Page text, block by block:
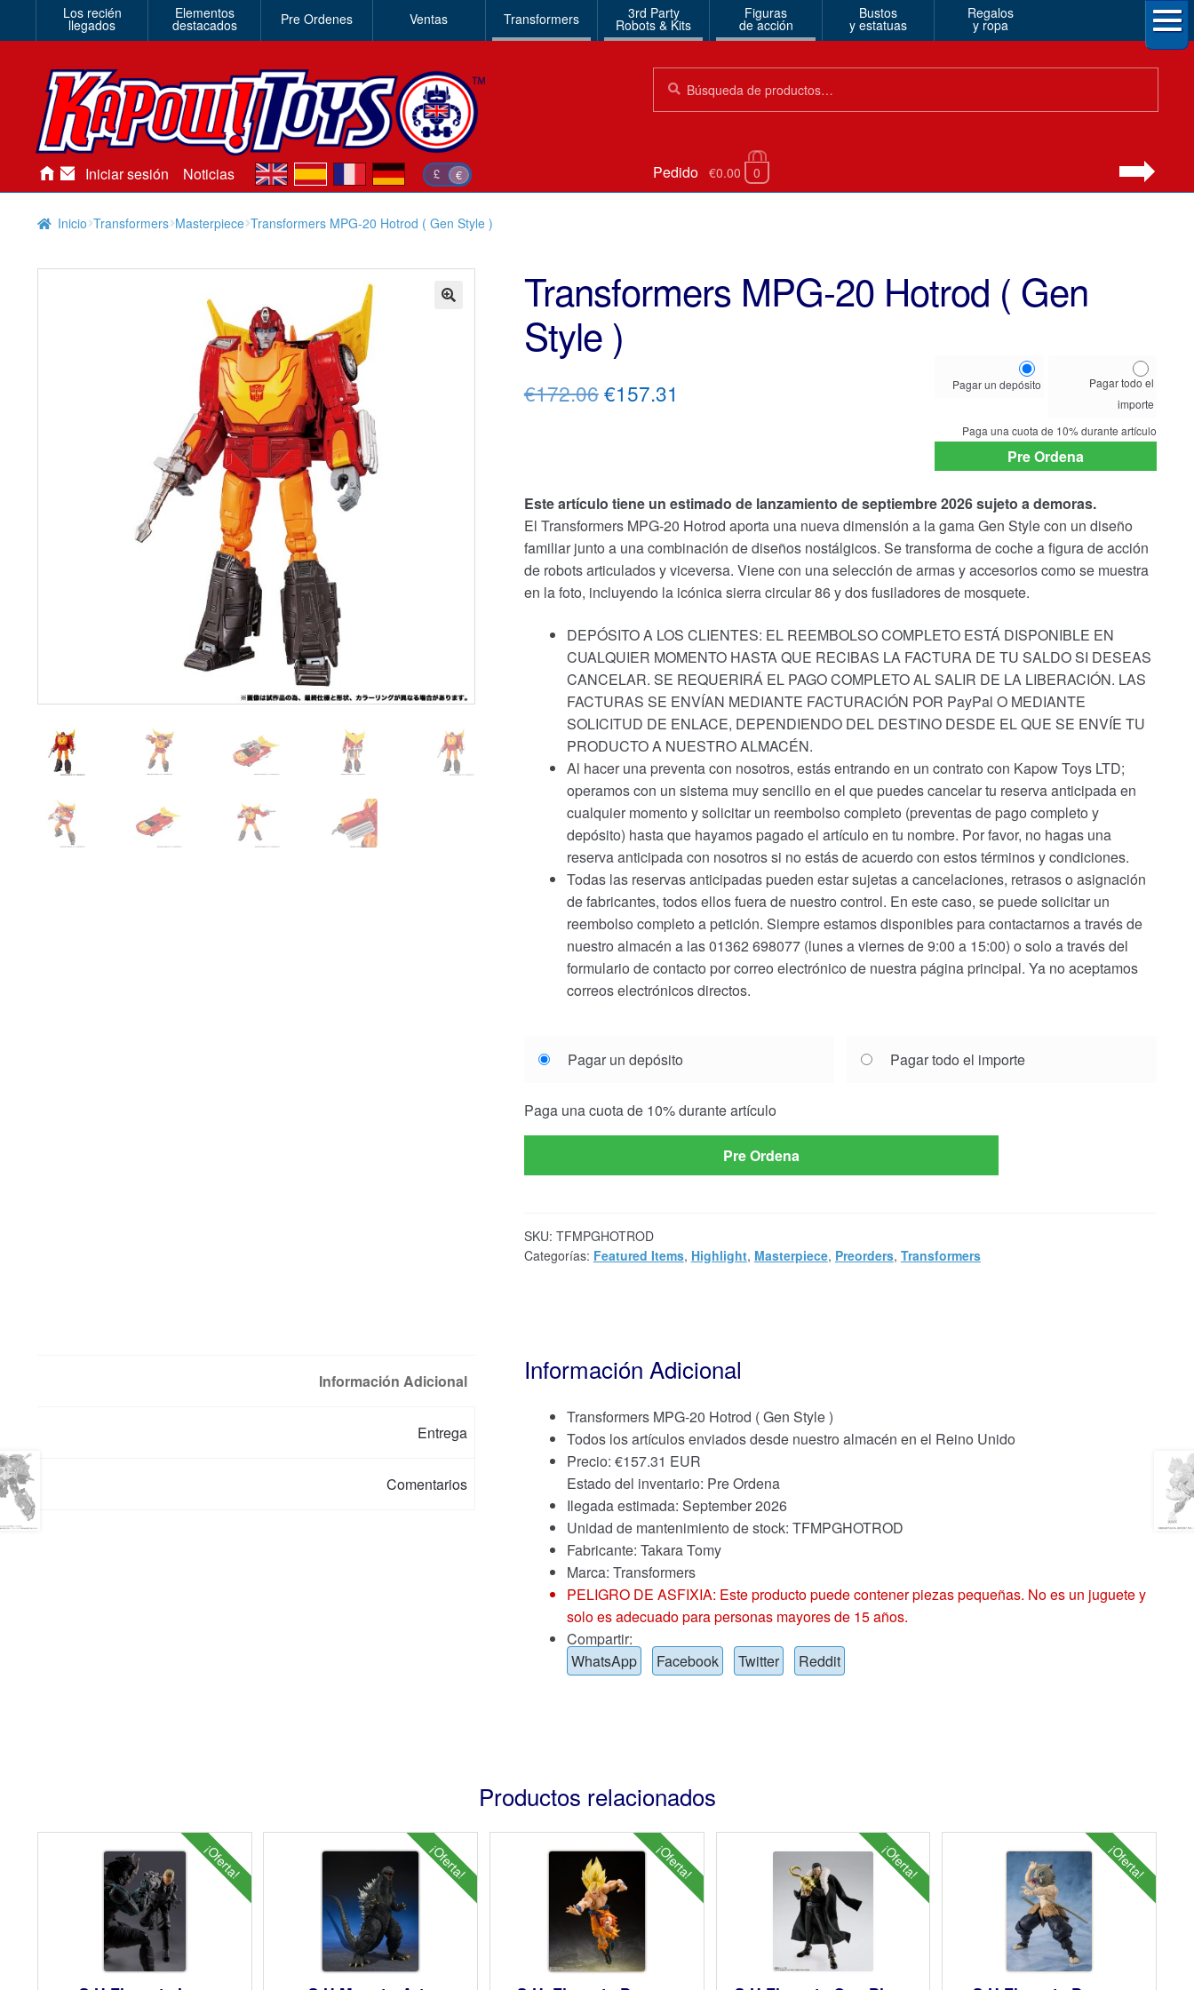
Los recién
llegados
Elementos
destacados Pre Ordenes Ventas Transformers 3rd Party
Robots & Kits
Figuras
de acción
Bustos
y estatuas
Regalos
y ropa
Iniciar sesión Noticias £ €
en es de Pedido €0.00 0
Inicio Transformers Masterpiece Transformers MPG-20 Hotrod ( Gen Style )
Transformers MPG-20 Hotrod ( Gen
Style )
your
option
Pagar un depósito
Pagar todo el
importe
Paga una cuota de 10%durante artículo
Pre Ordena
€172.06El
€172.06.
€157.31
€157.31.
Este artículo tiene un estimado de lanzamiento de septiembre 2026 sujeto a demoras.
El Transformers MPG-20 Hotrod aporta una nueva dimensión a la gama Gen Style con un diseño
familiar junto a una combinación de diseños nostálgicos. Se transforma de coche a figura de acción
de robots articulados y viceversa. Viene con una selección de armas y accesorios como se muestra
en la foto, incluyendo la icónica sierra circular 86 y dos fusiladores de mosquete.
DEPÓSITO A LOS CLIENTES: EL REEMBOLSO COMPLETO ESTÁ DISPONIBLE EN
CUALQUIER MOMENTO HASTA QUE RECIBAS LA FACTURA DE TU SALDO SI DESEAS
CANCELAR. SE REQUERIRÁ EL PAGO COMPLETO AL SALIR DE LA LIBERACIÓN. LAS
FACTURAS SE ENVÍAN MEDIANTE FACTURACIÓN POR PayPal O MEDIANTE
SOLICITUD DE ENLACE, DEPENDIENDO DEL DESTINO DESDE EL QUE SE ENVÍE TU
PRODUCTO A NUESTRO ALMACÉN.
Al hacer una preventa con nosotros, estás entrando en un contrato con Kapow Toys LTD;
operamos con un sistema muy sencillo en el que puedes cancelar tu reserva anticipada en
cualquier momento y solicitar un reembolso completo (preventas de pago completo y
depósito) hasta que hayamos pagado el artículo en tu nombre. Por favor, no hagas una
reserva anticipada con nosotros si no estás de acuerdo con estos términos y condiciones.
Todas las reservas anticipadas pueden estar sujetas a cancelaciones, retrasos o asignación
de fabricantes, todos ellos fuera de nuestro control. En este caso, se puede solicitar un
reembolso completo a petición. Siempre estamos disponibles para contactarnos a través de
nuestro almacén a las 01362 698077 (lunes a viernes de 9:00 a 15:00) o solo a través del
formulario de contacto por correo electrónico de nuestra página principal. Ya no aceptamos
correos electrónicos directos.
your
option
Pagar un depósito Pagar todo el importe
Paga una cuota de 10%durante artículo
Pre Ordena
SKU: TFMPGHOTROD
Categorías: Featured Items, Highlight, Masterpiece, Preorders, Transformers
Información Adicional
Entrega
Comentarios
Información Adicional
Transformers MPG-20 Hotrod ( Gen Style )
Todos los artículos enviados desde nuestro almacén en el Reino Unido
Precio: €157.31 EUR
Estado del inventario: Pre Ordena
Ilegada estimada: September 2026
Unidad de mantenimiento de stock: TFMPGHOTROD
Fabricante: Takara Tomy
Marca: Transformers
PELIGRO DE ASFIXIA: Este producto puede contener piezas pequeñas. No es un juguete y
solo es adecuado para personas mayores de 15 años.
Compartir:
WhatsApp
Facebook Twitter Reddit
Productos relacionados
¡Oferta! ¡Oferta! ¡Oferta! ¡Oferta! ¡Oferta!